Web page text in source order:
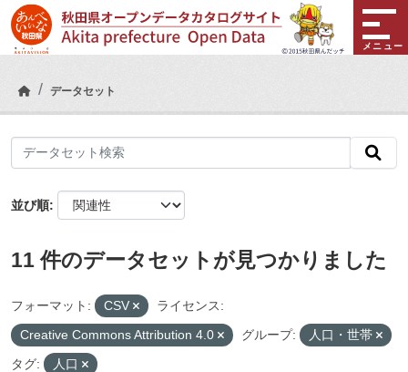
Skip to main content
メニュー
データセット
並び順
11 件のデータセットが見つかりました
フォーマット: CSV
ライセンス:
Creative Commons Attribution 4.0
グループ:
人口・世帯
タグ:
人口